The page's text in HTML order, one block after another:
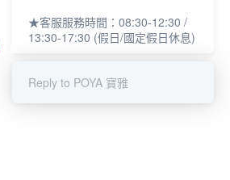
★客服服務時間：08:30-12:30 /
13:30-17:30 (假日/國定假日休息)
Reply to POYA 寶雅